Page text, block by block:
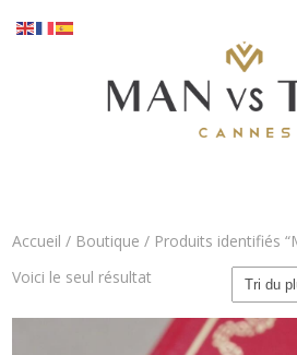
Accueil / Boutique / Produits identifiés
Voici le seul résultat